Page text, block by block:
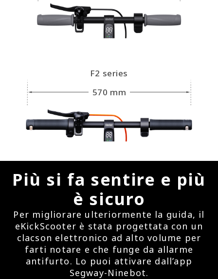
F2 series
570 mm
Più si fa sentire e più
è sicuro
Per migliorare ulteriormente la guida, il
eKickScooter è stata progettata con un
clacson elettronico ad alto volume per
farti notare e che funge da allarme
antifurto. Lo puoi attivare dall’app
Segway-Ninebot.